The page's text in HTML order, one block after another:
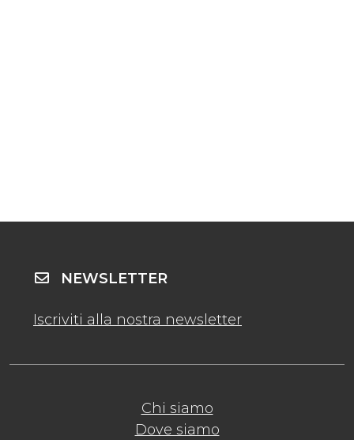
Chi siamo
Dove siamo
NEWSLETTER
Iscriviti alla nostra newsletter